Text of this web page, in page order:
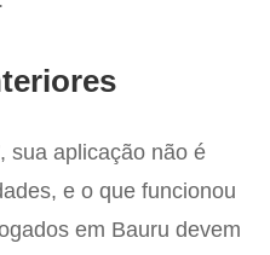
sua aplicação não é
e o que funcionou
em Bauru devem